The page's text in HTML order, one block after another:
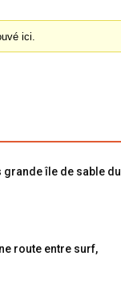
ici.
grande île de sable du
route entre surf,